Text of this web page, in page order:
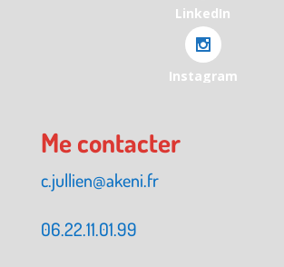
LinkedIn
Instagram
Me contacter
c.jullien@akeni.fr
06.22.11.01.99